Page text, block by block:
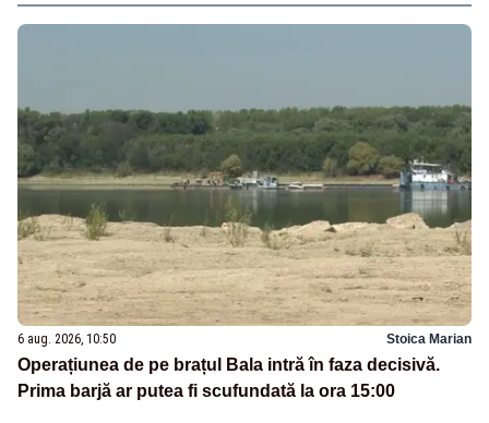
6 aug. 2026, 10:50 Stoica Marian
Operațiunea de pe brațul Bala intră în faza decisivă.
Prima barjă ar putea fi scufundată la ora 15:00